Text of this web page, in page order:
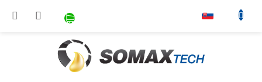
NÁKUPNÝ KOŠÍK